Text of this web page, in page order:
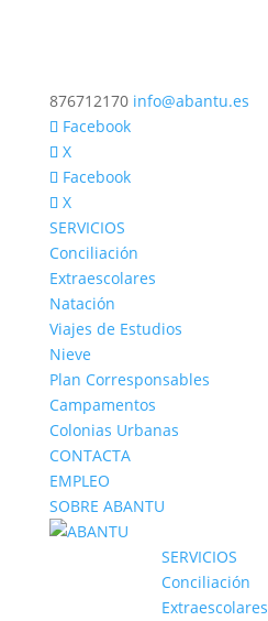
876712170 info@abantu.es
Facebook
X
Facebook
X
SERVICIOS
Conciliación
Extraescolares
Natación
Viajes de Estudios
Nieve
Plan Corresponsables
Campamentos
Colonias Urbanas
CONTACTA
EMPLEO
SOBRE ABANTU
SERVICIOS
Conciliación
Extraescolares